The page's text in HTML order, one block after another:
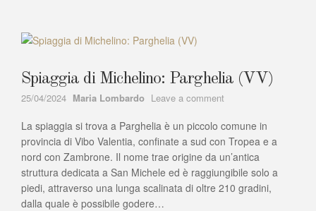
Spiaggia di Michelino: Parghelia (VV)
25/04/2024 Author
Maria Lombardo Leave a comment
di
Michelino:
Parghelia
(VV)
La spiaggia si trova a Parghelia è un piccolo comune in
provincia di Vibo Valentia, confinate a sud con Tropea e a
nord con Zambrone. Il nome trae origine da un’antica
struttura dedicata a San Michele ed è raggiungibile solo a
piedi, attraverso una lunga scalinata di oltre 210 gradini,
dalla quale è possibile godere…